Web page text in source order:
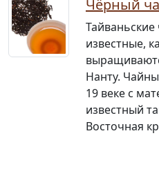
Чёрный
известные,
Нанту.
19 веке с
известный
Восточная